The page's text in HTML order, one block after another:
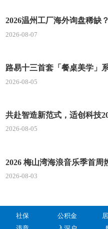
2026-08-07
路易十三首套「餐桌美学」
2026-08-05
2026-08-05
2026-08-03
社保 公积金